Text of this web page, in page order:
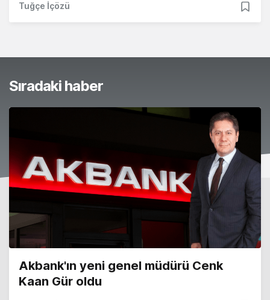
Tuğçe İçözü
Sıradaki haber
Akbank'ın yeni genel müdürü Cenk
Kaan Gür oldu